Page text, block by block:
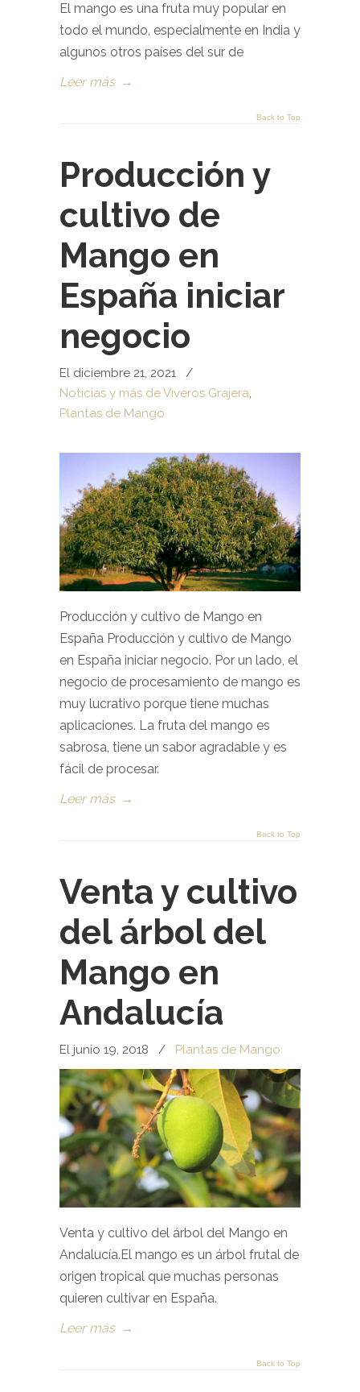
El mango es una fruta muy popular en
todo el mundo, especialmente en India y
algunos otros países del sur de
Leer más →
Back to Top
Producción y
cultivo de
Mango en
España iniciar
negocio
El diciembre 21, 2021
/
Noticias y más de Viveros Grajera,
Plantas de Mango
Producción y cultivo de Mango en
España Producción y cultivo de Mango
en España iniciar negocio. Por un lado, el
negocio de procesamiento de mango es
muy lucrativo porque tiene muchas
aplicaciones. La fruta del mango es
sabrosa, tiene un sabor agradable y es
fácil de procesar.
Leer más →
Back to Top
Venta y cultivo
del árbol del
Mango en
Andalucía
El junio 19, 2018 / Plantas de Mango
Venta y cultivo del árbol del Mango en
Andalucía.El mango es un árbol frutal de
origen tropical que muchas personas
quieren cultivar en España.
Leer más →
Back to Top